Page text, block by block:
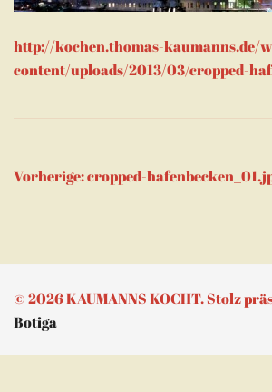
http://kochen.thomas-kaumanns.de/
content/uploads/2013/03/cropped-
Beitragsnavigation
Vorherige:cropped-
© 2026 KAUMANNS KOCHT. Stolz
Botiga